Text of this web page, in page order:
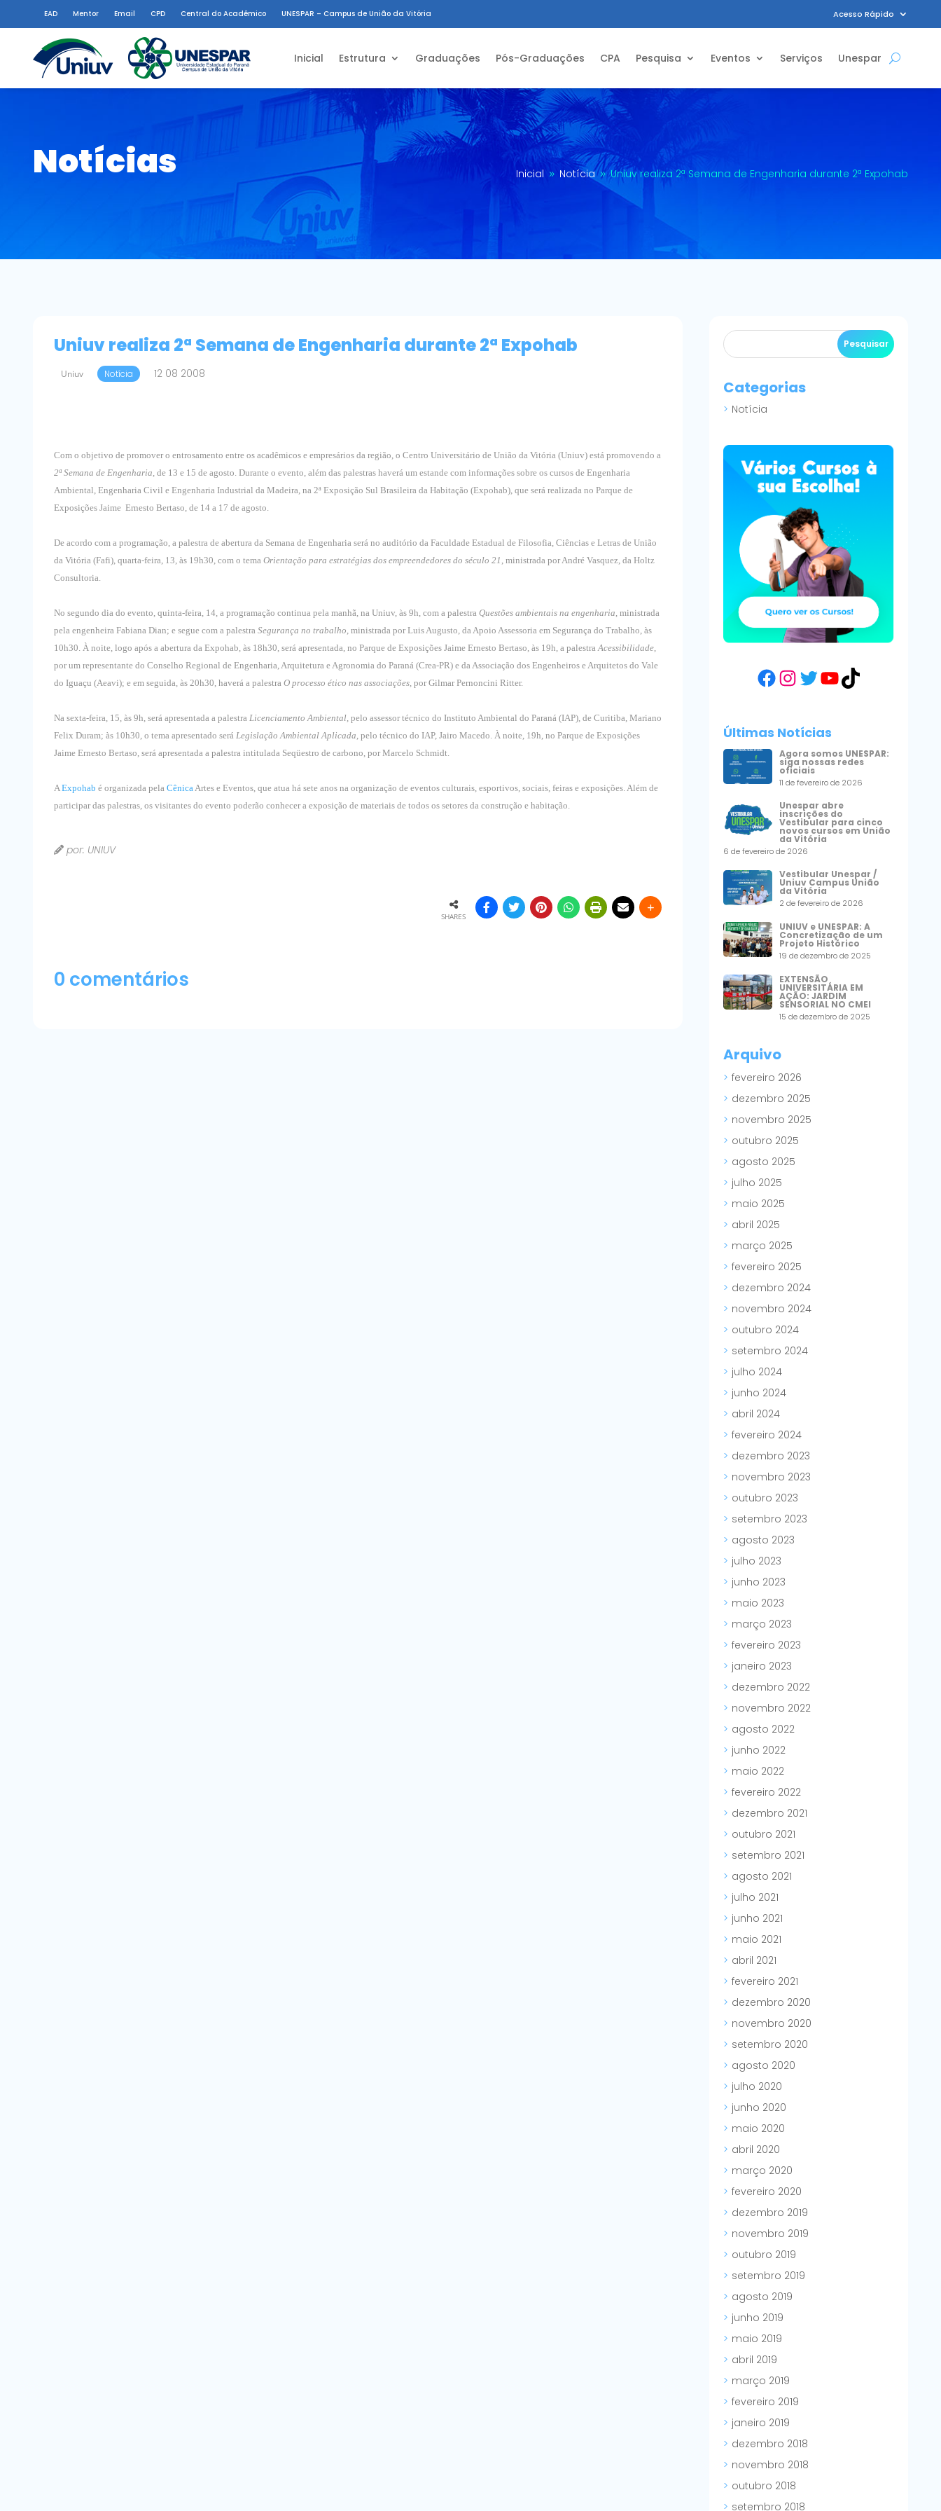
EAD Mentor Email CPD Central do Acadêmico UNESPAR – Campus de União da Vitória Acesso Rápido
Inicial Estrutura Graduações Pós-Graduações CPA Pesquisa Eventos Serviços Unespar
Notícias Inicial 9 Notícia 9 Uniuv realiza 2ª Semana de Engenharia durante 2ª Expohab
Uniuv realiza 2ª Semana de Engenharia durante 2ª Expohab
Uniuv Notícia 12 08 2008
Com o objetivo de promover o entrosamento entre os acadêmicos e empresários da região, o Centro Universitário de União da Vitória (Uniuv) está promovendo a
2ª Semana de Engenharia, de 13 e 15 de agosto. Durante o evento, além das palestras haverá um estande com informações sobre os cursos de Engenharia
Ambiental, Engenharia Civil e Engenharia Industrial da Madeira, na 2ª Exposição Sul Brasileira da Habitação (Expohab), que será realizada no Parque de
Exposições Jaime Ernesto Bertaso, de 14 a 17 de agosto.
De acordo com a programação, a palestra de abertura da Semana de Engenharia será no auditório da Faculdade Estadual de Filosofia, Ciências e Letras de União
da Vitória (Fafi), quarta-feira, 13, às 19h30, com o tema Orientação para estratégias dos empreendedores do século 21 , ministrada por André Vasquez, da Holtz
Consultoria.
No segundo dia do evento, quinta-feira, 14, a programação continua pela manhã, na Uniuv, às 9h, com a palestra Questões ambientais na engenharia, ministrada
pela engenheira Fabiana Dian; e segue com a palestra Segurança no trabalho, ministrada por Luis Augusto, da Apoio Assessoria em Segurança do Trabalho, às
10h30. À noite, logo após a abertura da Expohab, às 18h30, será apresentada, no Parque de Exposições Jaime Ernesto Bertaso, às 19h, a palestraAcessibilidade,
por um representante do Conselho Regional de Engenharia, Arquitetura e Agronomia do Paraná (Crea-PR) e da Associação dos Engenheiros e Arquitetos do Vale
do Iguaçu (Aeavi); e em seguida, às 20h30, haverá a palestra O processo ético nas associações, por Gilmar Pernoncini Ritter.
Na sexta-feira, 15, às 9h, será apresentada a palestra Licenciamento Ambiental, pelo assessor técnico do Instituto Ambiental do Paraná (IAP), de Curitiba, Mariano
Felix Duram; às 10h30, o tema apresentado será Legislação Ambiental Aplicada, pelo técnico do IAP, Jairo Macedo. À noite, 19h, no Parque de Exposições
Jaime Ernesto Bertaso, será apresentada a palestra intitulada Seqüestro de carbono, por Marcelo Schmidt.
AExpohab é organizada pela CênicaArtes e Eventos, que atua há sete anos na organização de eventos culturais, esportivos, sociais, feiras e exposições. Além de
participar das palestras, os visitantes do evento poderão conhecer a exposição de materiais de todos os setores da construção e habitação.
por: UNIUV
SHARES
0 comentários
Categorias
Notícia
Facebook
Instagram
Twitter
YouTube
TikTok
Últimas Notícias
Agora somos UNESPAR:
siga nossas redes
oficiais
11 de fevereiro de 2026
Unespar abre
inscrições do
Vestibular para cinco
novos cursos em União
da Vitória
6 de fevereiro de 2026
Vestibular Unespar /
Uniuv Campus União
da Vitória
2 de fevereiro de 2026
UNIUV e UNESPAR: A
Concretização de um
Projeto Histórico
19 de dezembro de 2025
EXTENSÃO
UNIVERSITÁRIA EM
AÇÃO: JARDIM
SENSORIAL NO CMEI
15 de dezembro de 2025
Arquivo
fevereiro 2026
dezembro 2025
novembro 2025
outubro 2025
agosto 2025
julho 2025
maio 2025
abril 2025
março 2025
fevereiro 2025
dezembro 2024
novembro 2024
outubro 2024
setembro 2024
julho 2024
junho 2024
abril 2024
fevereiro 2024
dezembro 2023
novembro 2023
outubro 2023
setembro 2023
agosto 2023
julho 2023
junho 2023
maio 2023
março 2023
fevereiro 2023
janeiro 2023
dezembro 2022
novembro 2022
agosto 2022
junho 2022
maio 2022
fevereiro 2022
dezembro 2021
outubro 2021
setembro 2021
agosto 2021
julho 2021
junho 2021
maio 2021
abril 2021
fevereiro 2021
dezembro 2020
novembro 2020
setembro 2020
agosto 2020
julho 2020
junho 2020
maio 2020
abril 2020
março 2020
fevereiro 2020
dezembro 2019
novembro 2019
outubro 2019
setembro 2019
agosto 2019
junho 2019
maio 2019
abril 2019
março 2019
fevereiro 2019
janeiro 2019
dezembro 2018
novembro 2018
outubro 2018
setembro 2018